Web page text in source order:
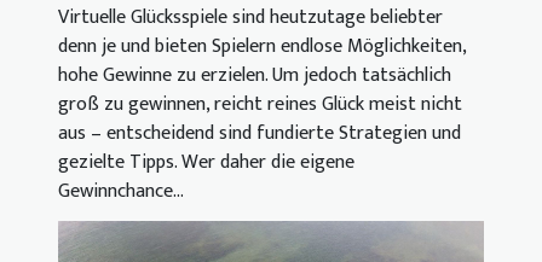
Virtuelle Glücksspiele sind heutzutage beliebter
denn je und bieten Spielern endlose Möglichkeiten,
hohe Gewinne zu erzielen. Um jedoch tatsächlich
groß zu gewinnen, reicht reines Glück meist nicht
aus – entscheidend sind fundierte Strategien und
gezielte Tipps. Wer daher die eigene
Gewinnchance...